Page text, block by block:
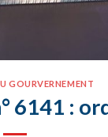
GOURVERNEMENT
6141 :